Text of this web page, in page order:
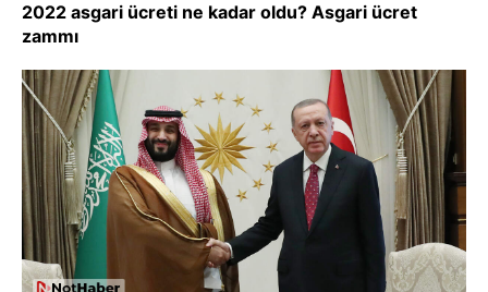
2022 asgari ücreti ne kadar oldu? Asgari ücret
zammı